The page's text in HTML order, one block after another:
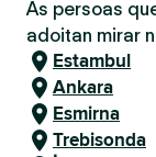
As persoas
adoitan mirar
Estambul
Ankara
Esmirna
Trebisonda